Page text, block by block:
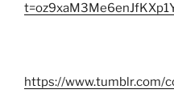
https://www.tumblr.com/